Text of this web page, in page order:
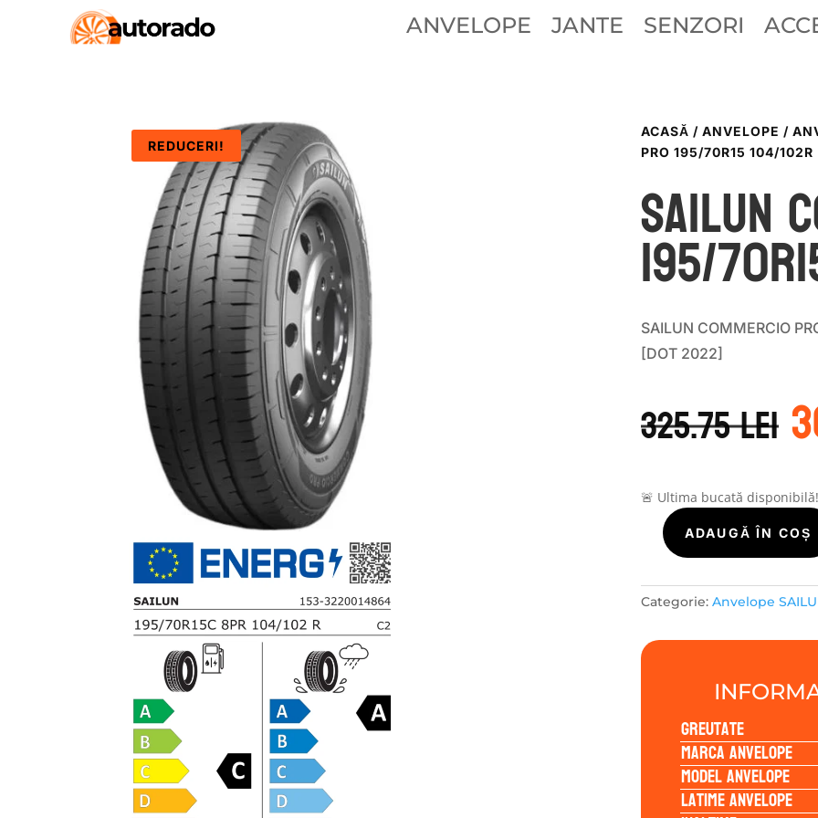
ANVELOPE JANTE SENZORI
REDUCERI!
ACASĂ / ANVELOPE /
PRO 195/70R15 104/102R
Sailun
195/
SAILUN COMMERCIO
[DOT 2022]
325.75leia
🚨 Ultima bucată
Cantitate
Sailun
COMMERCIO
PRO
104/102R
ADAUGĂ ÎN COȘ
Categorie: Anvelope
Greutate
Marca anvelope
Model anvelope
Latime anvelope